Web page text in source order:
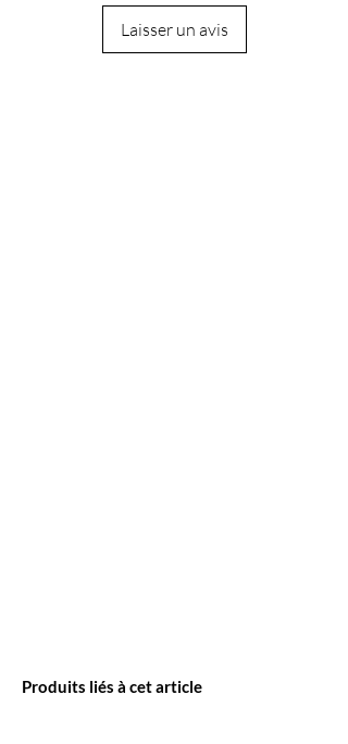
Laisser un avis
Produits liés à cet article